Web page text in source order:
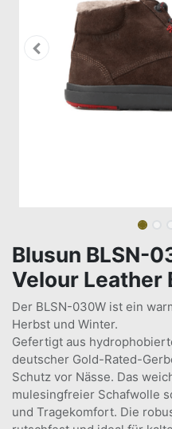
Blusun BLSN-
Velour Leather
Der BLSN-030W ist ein
Herbst und Winter.
Gefertigt aus
deutscher Gold-Rated-
Schutz vor Nässe. Das
mulesingfreier Schafwolle
und Tragekomfort. Die